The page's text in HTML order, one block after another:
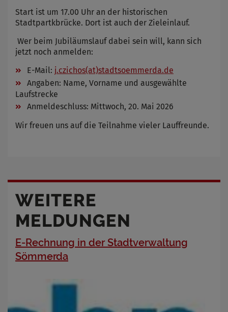
Start ist um 17.00 Uhr an der historischen
Stadtpartkbrücke. Dort ist auch der Zieleinlauf.
Wer beim Jubiläumslauf dabei sein will, kann sich
jetzt noch anmelden:
E-Mail: j.czichos(at)stadtsoemmerda.de
Angaben: Name, Vorname und ausgewählte
Laufstrecke
Anmeldeschluss: Mittwoch, 20. Mai 2026
Wir freuen uns auf die Teilnahme vieler Lauffreunde.
WEITERE
MELDUNGEN
E-Rechnung in der Stadtverwaltung
Sömmerda